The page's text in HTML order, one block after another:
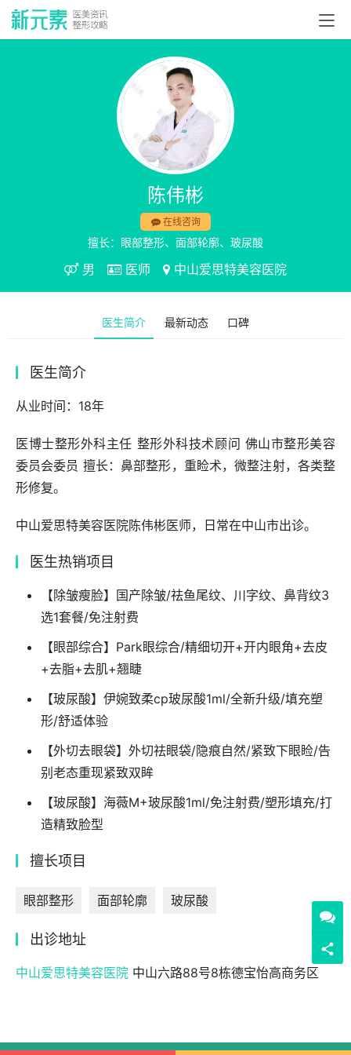
陈伟彬
在线咨询
擅长：眼部整形、面部轮廓、玻尿酸
男 医师 中山爱思特美容医院
医生简介 最新动态 口碑
医生简介
从业时间：18年
医博士整形外科主任 整形外科技术顾问 佛山市整形美容
委员会委员 擅长：鼻部整形，重睑术，微整注射，各类整
形修复。
中山爱思特美容医院陈伟彬医师，日常在中山市出诊。
医生热销项目
【除皱瘦脸】国产除皱/祛鱼尾纹、川字纹、鼻背纹3
选1套餐/免注射费
【眼部综合】Park眼综合/精细切开+开内眼角+去皮
+去脂+去肌+翘睫
【玻尿酸】伊婉致柔cp玻尿酸1ml/全新升级/填充塑
形/舒适体验
【外切去眼袋】外切祛眼袋/隐痕自然/紧致下眼睑/告
别老态重现紧致双眸
【玻尿酸】海薇M+玻尿酸1ml/免注射费/塑形填充/打
造精致脸型
擅长项目
眼部整形 面部轮廓 玻尿酸
出诊地址
中山爱思特美容医院 中山六路88号8栋德宝怡高商务区